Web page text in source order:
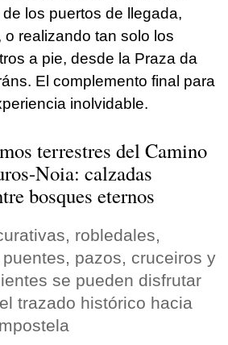
los puertos de llegada,
o realizando tan solo los
a pie, desde la Praza da
El complemento final para
inolvidable.
terrestres del Camino
Noia: calzadas
bosques eternos
robledales,
pazos, cruceiros y
se pueden disfrutar
trazado histórico hacia